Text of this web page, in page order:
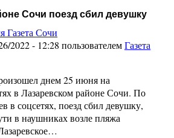
Сочи поезд сбил девушку
2022 - 12:28 пользователемГазета
днем 25 июня на
в Лазаревском районе Сочи. По
в соцсетях, поезд сбил девушку,
в наушниках возле пляжа